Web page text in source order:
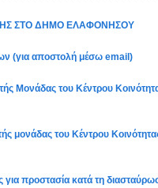
ΣΤΟ ΔΗΜΟ ΕΛΑΦΟΝΗΣΟΥ
(για αποστολή μέσω email)
Μονάδας του Κέντρου
μονάδας του Κέντρου
για προστασία κατά τη